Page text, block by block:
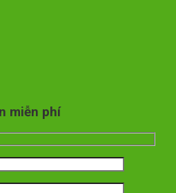
miễn phí